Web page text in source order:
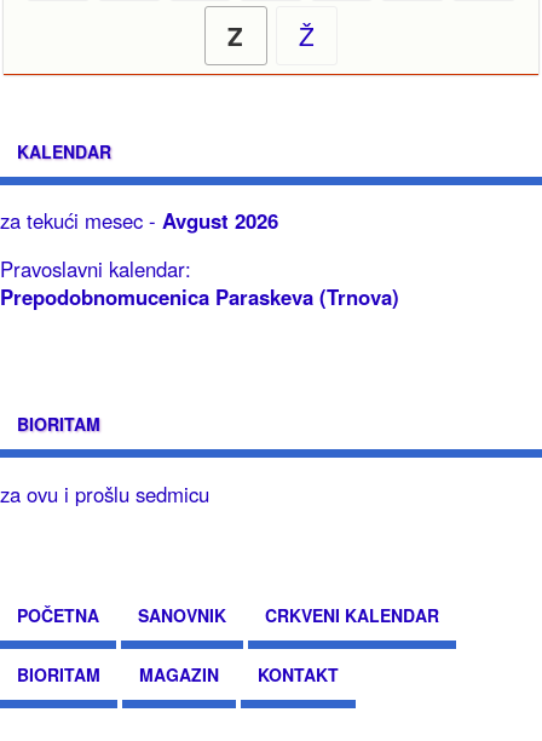
Z Ž
KALENDAR
za tekući mesec - Avgust 2026
Pravoslavni kalendar:
Prepodobnomucenica Paraskeva (Trnova)
BIORITAM
za ovu i prošlu sedmicu
POČETNA SANOVNIK CRKVENI KALENDAR
BIORITAM MAGAZIN KONTAKT